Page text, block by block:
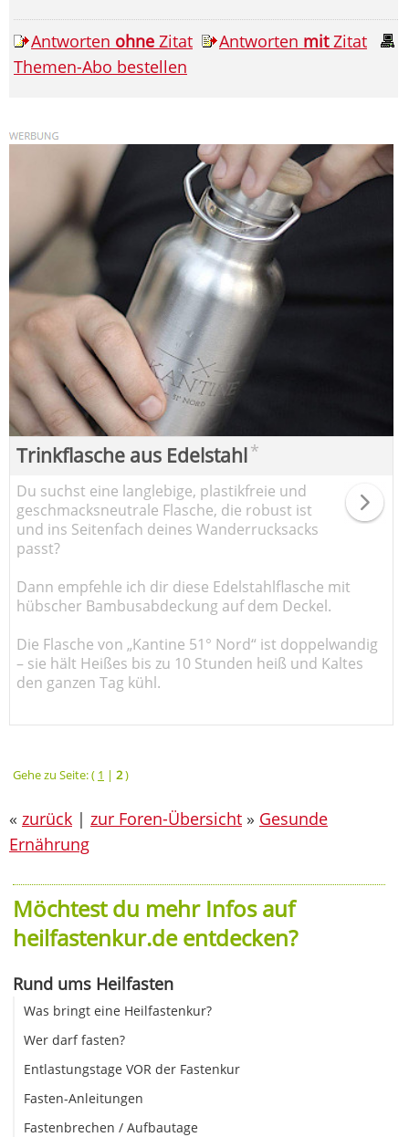
Antworten ohne Zitat Antworten mitZitat
Themen-Abo bestellen
Trinkflasche aus Edelstahl*
Du suchst eine langlebige, plastikfreie und
geschmacksneutrale Flasche, die robust ist
und ins Seitenfach deines Wanderrucksacks
passt?
Dann empfehle ich dir diese Edelstahlflasche mit
hübscher Bambusabdeckung auf dem Deckel.
Die Flasche von „Kantine 51° Nord“ ist doppelwandig
– sie hält Heißes bis zu 10 Stunden heiß und Kaltes
den ganzen Tag kühl.
Gehe zu Seite: ( 1 | 2)
« zurück | zur Foren-Übersicht » Gesunde
Ernährung
Möchtest du mehr Infos auf
heilfastenkur.de entdecken?
Rund ums Heilfasten
Was bringt eine Heilfastenkur?
Wer darf fasten?
Entlastungstage VOR der Fastenkur
Fasten-Anleitungen
Fastenbrechen / Aufbautage